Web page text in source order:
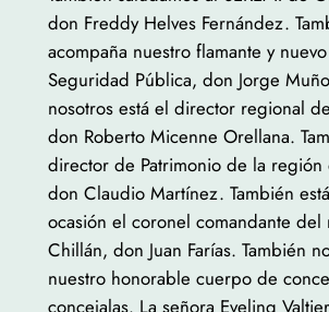
don Freddy Helves Fernández.
acompaña nuestro flamante y
Seguridad Pública, don Jorge
nosotros está el director regional
don Roberto Micenne Orellana.
director de Patrimonio de la
don Claudio Martínez. También
ocasión el coronel comandante
Chillán, don Juan Farías. También
nuestro honorable cuerpo de
concejalas. La señora Eveling